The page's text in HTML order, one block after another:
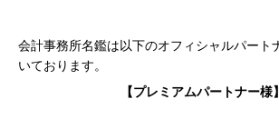
会計事務所名鑑は以下のオフィシャルパート
いております。
【プレミアムパートナー様】